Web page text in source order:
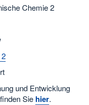
Chemie 2
und Entwicklung
Sie hier.